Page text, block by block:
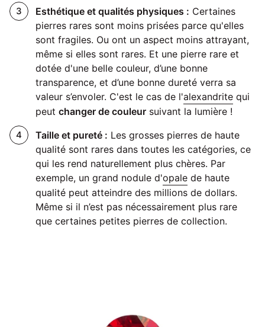
Esthétique et qualités physiques : Certaines
pierres rares sont moins prisées parce qu'elles
sont fragiles. Ou ont un aspect moins attrayant,
même si elles sont rares. Et une pierre rare et
dotée d'une belle couleur, d’une bonne
transparence, et d’une bonne dureté verra sa
valeur s’envoler. C'est le cas de l'alexandrite qui
peut changer de couleur suivant la lumière !
Taille et pureté : Les grosses pierres de haute
qualité sont rares dans toutes les catégories, ce
qui les rend naturellement plus chères. Par
exemple, un grand nodule d'opale de haute
qualité peut atteindre des millions de dollars.
Même si il n’est pas nécessairement plus rare
que certaines petites pierres de collection.